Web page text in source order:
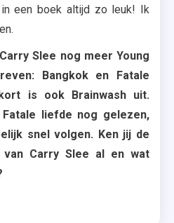
een boek altijd zo leuk! Ik
Slee nog meer Young
Bangkok en Fatale
is ook Brainwash uit.
liefde nog gelezen,
snel volgen. Ken jij de
van Carry Slee al en wat